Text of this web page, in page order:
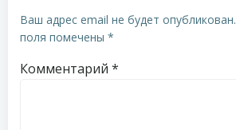
Ваш адрес email не будет опубликован.
поля помечены *
Комментарий *